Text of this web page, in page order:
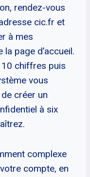
rendez-vous
cic.fr et
à mes
page d’accueil.
chiffres puis
vous
créer un
à six
complexe
compte, en